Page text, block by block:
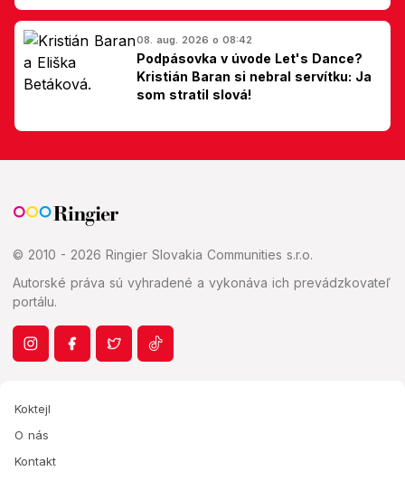
Slovákom
08. aug. 2026 o 08:42
Podpásovka v úvode Let's Dance?
Kristián Baran si nebral servítku: Ja
som stratil slová!
© 2010 - 2026 Ringier Slovakia Communities s.r.o.
Autorské práva sú vyhradené a vykonáva ich prevádzkovateľ
portálu.
Koktejl
O nás
Kontakt